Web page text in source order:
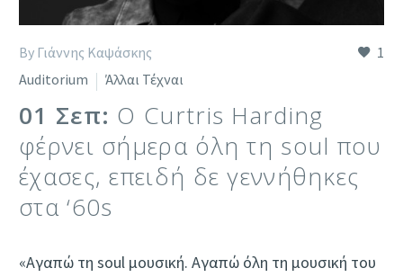
1
By Γιάννης Καψάσκης
Auditorium
Άλλαι Τέχναι
01 Σεπ: Ο Curtris Harding
φέρνει σήμερα όλη τη soul που
έχασες, επειδή δε γεννήθηκες
στα ‘60s
«Αγαπώ τη soul μουσική. Αγαπώ όλη τη μουσική του